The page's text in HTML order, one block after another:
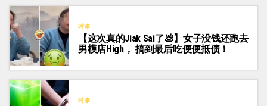
时事
【这次真的Jiak Sai了💩】女子没钱还跑去
男模店High， 搞到最后吃便便抵债！
时事